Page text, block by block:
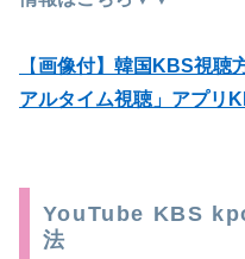
【画像付】韓国KBS視聴
アルタイム視聴」アプリ
YouTube KBS
法